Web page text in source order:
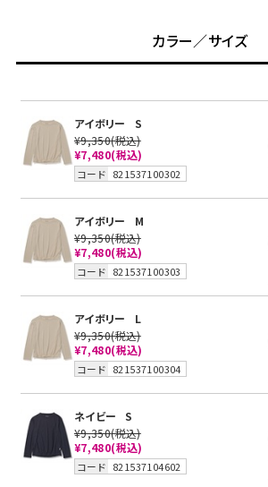
カラー／サイズ
アイボリー
S
¥9,350(税込)
¥7,480(税込)
コード 821537100302
アイボリー
M
¥9,350(税込)
¥7,480(税込)
コード 821537100303
アイボリー
L
¥9,350(税込)
¥7,480(税込)
コード 821537100304
ネイビー
S
¥9,350(税込)
¥7,480(税込)
コード 821537104602